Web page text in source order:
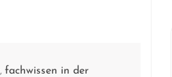
, fachwissen in der